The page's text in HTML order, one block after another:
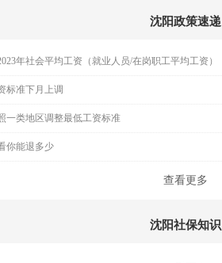
沈阳政策速递
年社会平均工资（就业人员/在岗职工平均工资）
标准下月上调
一类地区调整最低工资标准
你能退多少
查看更多
沈阳社保知识